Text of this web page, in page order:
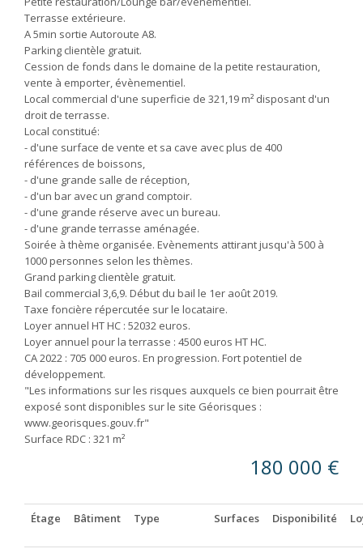
Terrasse extérieure.
A 5min sortie Autoroute A8.
Parking clientèle gratuit.
Cession de fonds dans le domaine de la petite restauration,
vente à emporter, évènementiel.
Local commercial d'une superficie de 321,19 m² disposant d'un
droit de terrasse.
Local constitué:
- d'une surface de vente et sa cave avec plus de 400
références de boissons,
- d'une grande salle de réception,
- d'un bar avec un grand comptoir.
- d'une grande réserve avec un bureau.
- d'une grande terrasse aménagée.
Soirée à thème organisée. Evènements attirant jusqu'à 500 à
1000 personnes selon les thèmes.
Grand parking clientèle gratuit.
Bail commercial 3,6,9. Début du bail le 1er août 2019.
Taxe foncière répercutée sur le locataire.
Loyer annuel HT HC : 52032 euros.
Loyer annuel pour la terrasse : 4500 euros HT HC.
CA 2022 : 705 000 euros. En progression. Fort potentiel de
développement.
"Les informations sur les risques auxquels ce bien pourrait être
exposé sont disponibles sur le site Géorisques :
www.georisques.gouv.fr"
Surface RDC : 321 m²
180 000 €
Étage Bâtiment Type Surfaces Disponibilité